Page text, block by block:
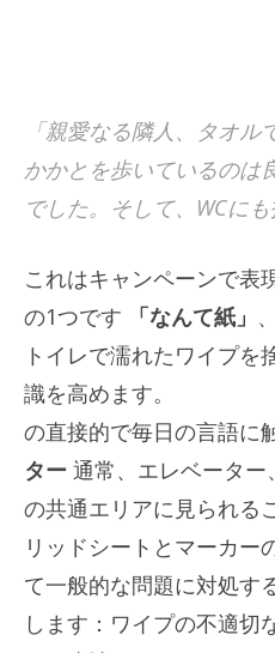
「親愛なる隣人、タオ
かかとを歩いているのは
でした。そして、WCにも
これはキャンペーンで表
の1つです 「なんて紙」
トイレで濡れたワイプを
識を高めます。
の直接的で毎日の言語に
ター 通常、エレベータ
の共通エリアに見られる
リッドシートとマーカー
て一般的な問題に対処す
します：ワイプの不適切